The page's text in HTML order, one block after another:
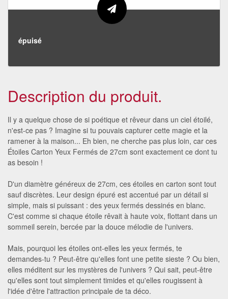
épuisé
Description du produit.
Il y a quelque chose de si poétique et rêveur dans un ciel étoilé,
n'est-ce pas ? Imagine si tu pouvais capturer cette magie et la
ramener à la maison... Eh bien, ne cherche pas plus loin, car ces
Étoiles Carton Yeux Fermés de 27cm sont exactement ce dont tu
as besoin !
D'un diamètre généreux de 27cm, ces étoiles en carton sont tout
sauf discrètes. Leur design épuré est accentué par un détail si
simple, mais si puissant : des yeux fermés dessinés en blanc.
C'est comme si chaque étoile rêvait à haute voix, flottant dans un
sommeil serein, bercée par la douce mélodie de l'univers.
Mais, pourquoi les étoiles ont-elles les yeux fermés, te
demandes-tu ? Peut-être qu'elles font une petite sieste ? Ou bien,
elles méditent sur les mystères de l'univers ? Qui sait, peut-être
qu'elles sont tout simplement timides et qu'elles rougissent à
l'idée d'être l'attraction principale de ta déco.